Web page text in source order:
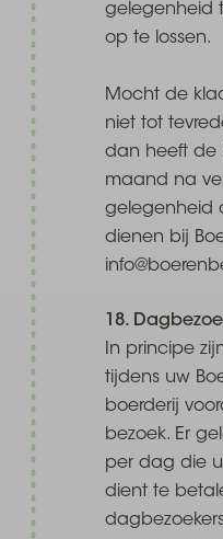
gelegenheid
op te lossen.
Mocht de
niet tot
dan heeft de
maand na
gelegenheid
dienen bij
18.
In principe
tijdens uw
boerderij
bezoek. Er
per dag die
dient te